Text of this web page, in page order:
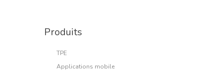
Produits
TPE
Applications mobile